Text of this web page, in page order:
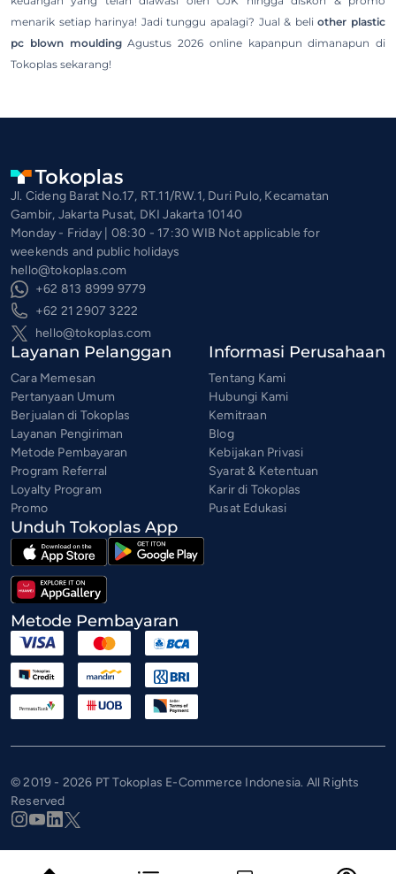
menarik setiap harinya! Jadi tunggu apalagi? Jual & beliother plastic
pc blown mouldingAgustus 2026 online kapanpun dimanapun di
Tokoplas sekarang!
Jl. Cideng Barat No.17, RT.11/RW.1, Duri Pulo, Kecamatan
Gambir, Jakarta Pusat, DKI Jakarta 10140
Monday - Friday | 08:30 - 17:30 WIB Not applicable for
weekends and public holidays
hello@tokoplas.com
+62 813 8999 9779
+62 21 2907 3222
hello@tokoplas.com
Layanan Pelanggan
Cara Memesan
Pertanyaan Umum
Berjualan di Tokoplas
Layanan Pengiriman
Metode Pembayaran
Program Referral
Loyalty Program
Promo
Informasi Perusahaan
Tentang Kami
Hubungi Kami
Kemitraan
Blog
Kebijakan Privasi
Syarat & Ketentuan
Karir di Tokoplas
Pusat Edukasi
Unduh Tokoplas App
Metode Pembayaran
© 2019 - 2026 PT Tokoplas E-Commerce Indonesia. All Rights
Reserved